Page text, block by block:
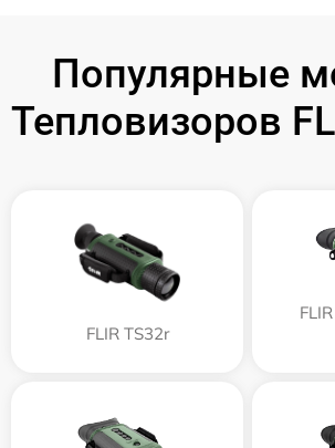
Популярные
Тепловизоров
FLIR TS32r